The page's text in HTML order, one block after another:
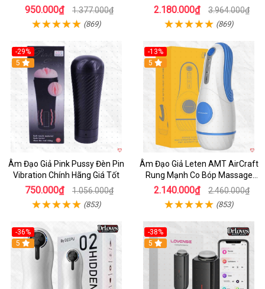
950.000₫ 1.377.000₫
(869)
2.180.000₫ 3.964.000₫
(869)
-29%
5
Âm Đạo Giả Pink Pussy Đèn Pin
Vibration Chính Hãng Giá Tốt
750.000₫ 1.056.000₫
(853)
-13%
5
Âm Đạo Giả Leten AMT AirCraft
Rung Mạnh Co Bóp Massage
Êm Ái
2.140.000₫ 2.460.000₫
(853)
-36%
Hot
5
-38%
Hot
5